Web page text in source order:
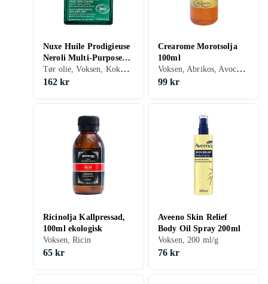
Nuxe Huile Prodigieuse
Neroli Multi-Purpose
Dry Oil 100ml
Tør olie, Voksen, Kokos, Lavendel, Sesam, Citron, Geranium, 100 ml/g
162 kr
Crearome Morotsolja
100ml
Voksen, Abrikos, Avocado, Gulerod, 100 ml/g
99 kr
Ricinolja Kallpressad,
100ml ekologisk
Voksen, Ricin
65 kr
Aveeno Skin Relief
Body Oil Spray 200ml
Voksen, 200 ml/g
76 kr